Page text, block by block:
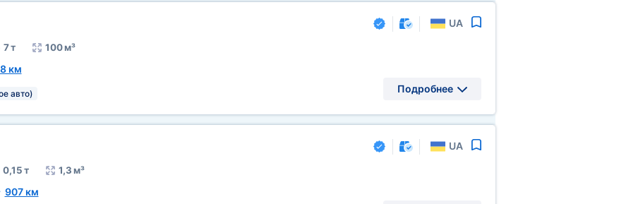
UA
7 т 100 м³
км
авто) Подробнее
UA
0,15 т 1,3 м³
907 км